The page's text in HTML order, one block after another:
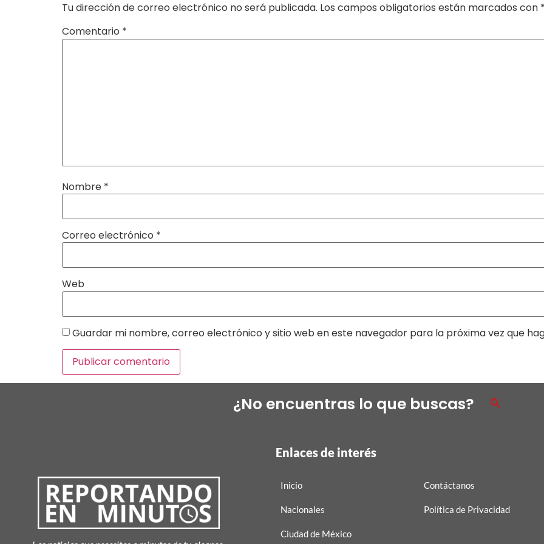
Tu dirección de correo electrónico no será publicada. Los campos obligatorios están marcados con
Comentario *
Nombre *
Correo electrónico *
Web
Guardar mi nombre, correo electrónico y sitio web en este navegador para la próxima vez que
¿No encuentras lo que buscas?
Enlaces de interés
Inicio
Nacionales
Ciudad de México
Contáctanos
Política de Privacidad